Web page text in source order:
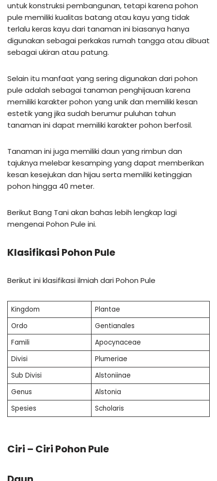
untuk konstruksi pembangunan, tetapi karena pohon
pule memiliki kualitas batang atau kayu yang tidak
terlalu keras kayu dari tanaman ini biasanya hanya
digunakan sebagai perkakas rumah tangga atau dibuat
sebagai ukiran atau patung.
Selain itu manfaat yang sering digunakan dari pohon
pule adalah sebagai tanaman penghijauan karena
memiliki karakter pohon yang unik dan memiliki kesan
estetik yang jika sudah berumur puluhan tahun
tanaman ini dapat memiliki karakter pohon berfosil.
Tanaman ini juga memiliki daun yang rimbun dan
tajuknya melebar kesamping yang dapat memberikan
kesan kesejukan dan hijau serta memiliki ketinggian
pohon hingga 40 meter.
Berikut Bang Tani akan bahas lebih lengkap lagi
mengenai Pohon Pule ini.
Klasifikasi Pohon Pule
Berikut ini klasifikasi ilmiah dari Pohon Pule
Kingdom
Plantae
Ordo
Gentianales
Famili
Apocynaceae
Divisi
Plumeriae
Sub Divisi
Alstoniinae
Genus
Alstonia
Spesies
Scholaris
Ciri – Ciri Pohon Pule